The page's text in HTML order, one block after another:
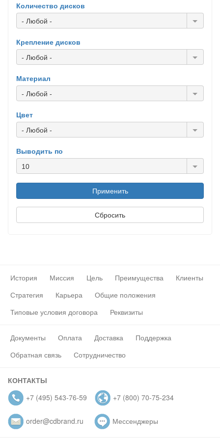
Количество дисков
- Любой -
Крепление дисков
- Любой -
Материал
- Любой -
Цвет
- Любой -
Выводить по
10
История Миссия Цель Преимущества
Клиенты
Стратегия
Карьера
Общие положения
Типовые условия договора
Реквизиты
Документы Оплата Доставка
Поддержка
Обратная связь
Сотрудничество
КОНТАКТЫ
+7 (495) 543-76-59
+7 (800) 70-75-234
order@cdbrand.ru Мессенджеры